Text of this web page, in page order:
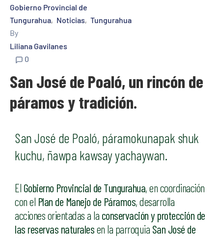
Gobierno Provincial de
Tungurahua‚ Noticias‚ Tungurahua
By
Liliana Gavilanes
0
San José de Poaló, un rincón de
páramos y tradición.
San José de Poaló, páramokunapak shuk
kuchu, ñawpa kawsay yachaywan.
El Gobierno Provincial de Tungurahua, en coordinación
con el Plan de Manejo de Páramos, desarrolla
acciones orientadas a la conservación y protección de
las reservas naturalesen la parroquia San José de